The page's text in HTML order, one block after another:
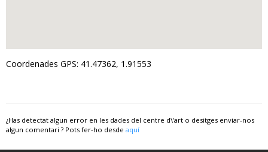
Coordenades GPS: 41.47362, 1.91553
¿Has detectat algun error en les dades del centre d\'art o desitges enviar-nos
algun comentari ? Pots fer-ho desde aquí